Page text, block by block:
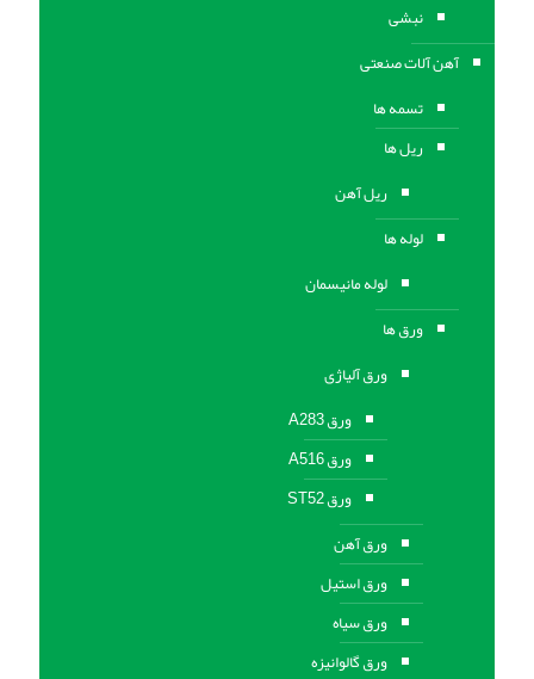
نبشی
آهن آلات صنعتی
تسمه ها
ریل ها
ریل آهن
لوله ها
لوله مانیسمان
ورق ها
ورق آلیاژی
ورق A283
ورق A516
ورق ST52
ورق آهن
ورق استیل
ورق سیاه
ورق گالوانیزه